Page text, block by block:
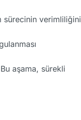
sürecinin verimliliğini
aşama, sürekli